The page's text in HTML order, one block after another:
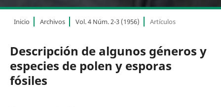
Inicio Archivos Vol. 4 Núm. 2-3 (1956) Artículos
Descripción de algunos géneros y
especies de polen y esporas
fósiles